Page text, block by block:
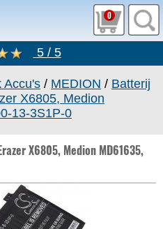
0
5 / 5
Accu's / MEDION / Batterij
X6805, Medion
13-3S1P-0
X6805, Medion MD61635,